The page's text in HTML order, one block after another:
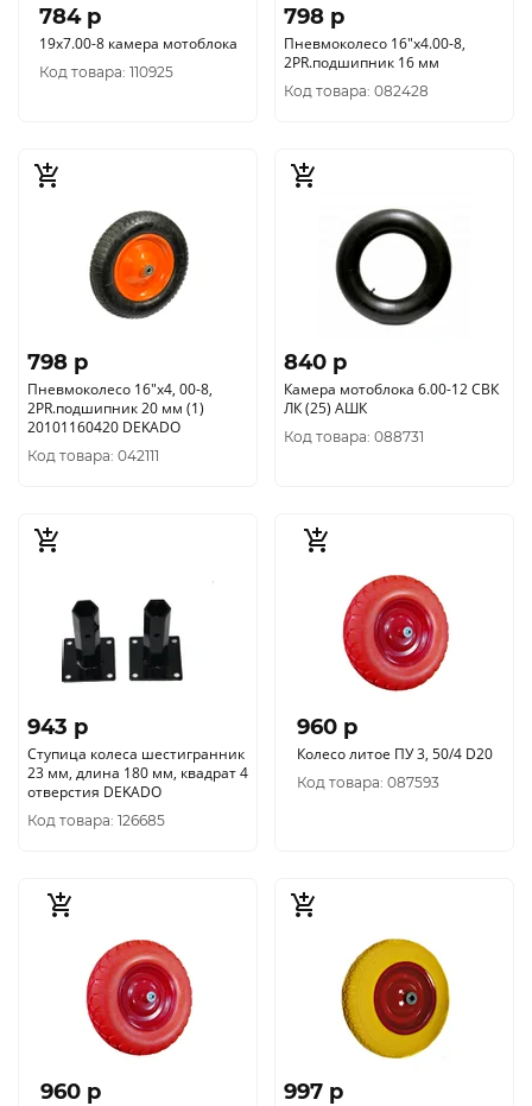
784 p
19х7.00-8 камера мотоблока
Код товара: 110925
798 p
Пневмоколесо 16"х4.00-8,
2PR.подшипник 16 мм
Код товара: 082428
798 p
Пневмоколесо 16"х4, 00-8,
2PR.подшипник 20 мм (1)
20101160420 DEKADO
Код товара: 042111
840 p
Камера мотоблока 6.00-12 СВК
ЛК (25) АШК
Код товара: 088731
943 p
Ступица колеса шестигранник
23 мм, длина 180 мм, квадрат 4
отверстия DEKADO
Код товара: 126685
960 p
Колесо литое ПУ 3, 50/4 D20
Код товара: 087593
960 p 997 p